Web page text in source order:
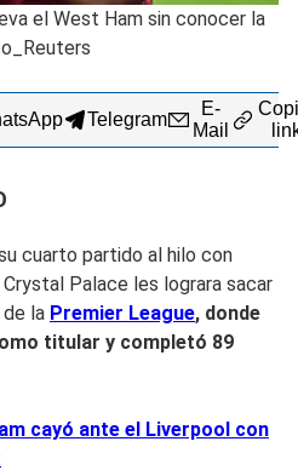
el West Ham sin conocer la
Telegram
E-
Mail
cuarto partido al hilo con
Palace les lograra sacar
la Premier League, donde
titular y completó 89
cayó ante el Liverpool con